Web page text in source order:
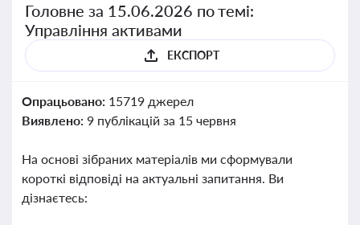
Головне за 15.06.2026 по темі:
Управління активами
ЕКСПОРТ
Опрацьовано: 15719 джерел
Виявлено: 9 публікацій за 15 червня
На основі зібраних матеріалів ми сформували
короткі відповіді на актуальні запитання. Ви
дізнаєтесь: